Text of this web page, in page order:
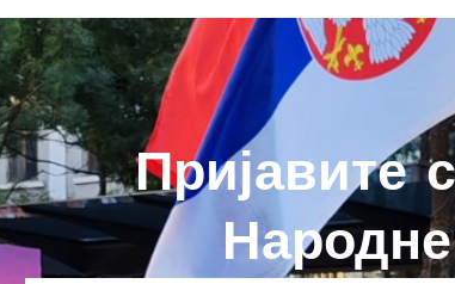
Пријавите